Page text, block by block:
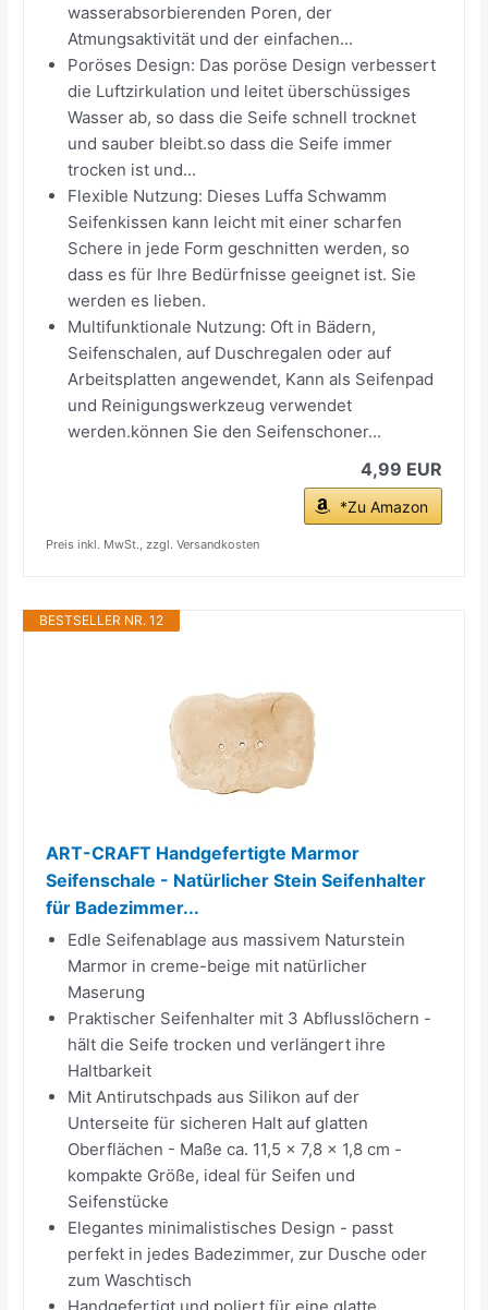
wasserabsorbierenden Poren, der
Atmungsaktivität und der einfachen...
Poröses Design: Das poröse Design verbessert
die Luftzirkulation und leitet überschüssiges
Wasser ab, so dass die Seife schnell trocknet
und sauber bleibt.so dass die Seife immer
trocken ist und...
Flexible Nutzung: Dieses Luffa Schwamm
Seifenkissen kann leicht mit einer scharfen
Schere in jede Form geschnitten werden, so
dass es für Ihre Bedürfnisse geeignet ist. Sie
werden es lieben.
Multifunktionale Nutzung: Oft in Bädern,
Seifenschalen, auf Duschregalen oder auf
Arbeitsplatten angewendet, Kann als Seifenpad
und Reinigungswerkzeug verwendet
werden.können Sie den Seifenschoner...
4,99 EUR
*Zu Amazon
Preis inkl. MwSt., zzgl. Versandkosten
BESTSELLER NR. 12
ART-CRAFT Handgefertigte Marmor
Seifenschale - Natürlicher Stein Seifenhalter
für Badezimmer...
Edle Seifenablage aus massivem Naturstein
Marmor in creme-beige mit natürlicher
Maserung
Praktischer Seifenhalter mit 3 Abflusslöchern -
hält die Seife trocken und verlängert ihre
Haltbarkeit
Mit Antirutschpads aus Silikon auf der
Unterseite für sicheren Halt auf glatten
Oberflächen - Maße ca. 11,5 x 7,8 x 1,8 cm -
kompakte Größe, ideal für Seifen und
Seifenstücke
Elegantes minimalistisches Design - passt
perfekt in jedes Badezimmer, zur Dusche oder
zum Waschtisch